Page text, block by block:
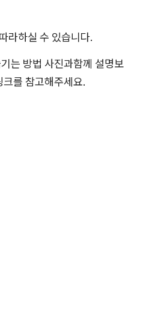
라하실 수 있습니다.
는 방법 사진과함께 설명보
를 참고해주세요.